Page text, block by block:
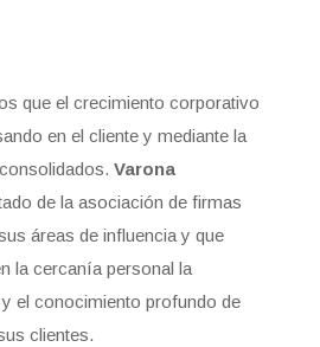
que el crecimiento corporativo
en el cliente y mediante la
Varona
de la asociación de firmas
áreas de influencia y que
la cercanía personal la
el conocimiento profundo de
clientes.